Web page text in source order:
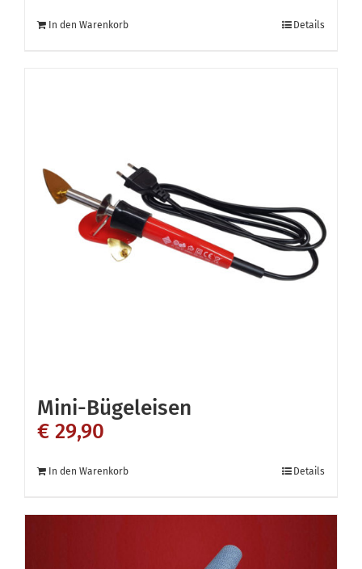
In den Warenkorb Details
Mini-Bügeleisen
€ 29,90
In den Warenkorb Details